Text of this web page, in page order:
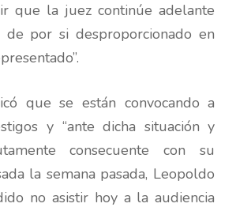
que la juez continúe adelante
de por si desproporcionado en
que se están convocando a
y “ante dicha situación y
consecuente con su
la semana pasada, Leopoldo
no asistir hoy a la audiencia